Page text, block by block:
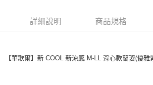
詳細說明 商品規格
【華歌爾】新 COOL 新涼感 M-LL 背心款蘭姿(優雅